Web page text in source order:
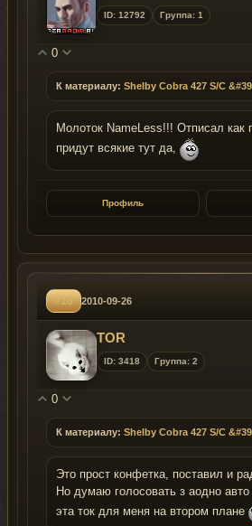
ID: 12792 Группа: 1
0
К материалу: Shelby Cobra 427 S/C
Молоток NameLess!!! Отписал как
придут всякие тут да,
Профиль
#16 2010-09-26
TOR
ID: 3418 Группа: 2
0
К материалу: Shelby Cobra 427 S/C
Это прост конфетка, поставил и
Но думаю голосовать з аодно авто
эта ток для меня на втором плане